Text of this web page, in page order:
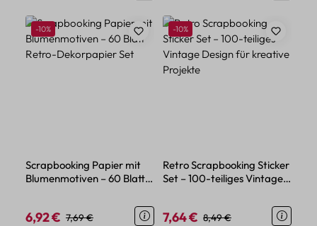
Rabatt
-10%
Scrapbooking Papier mit
Blumenmotiven – 60 Blatt
Verkaufspreis:
6,92 € Regulärer Preis:
7,69 €
Rabatt
-10%
Retro Scrapbooking Sticker
Set – 100-teiliges Vintage
Verkaufspreis:
7,64 € Regulärer Preis:
8,49 €